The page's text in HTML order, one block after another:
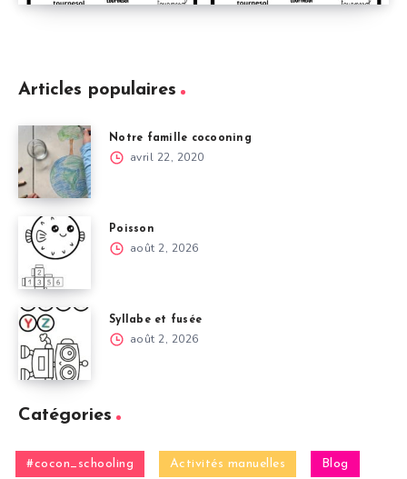
Articles populaires
Notre famille cocooning
avril 22, 2020
Poisson
août 2, 2026
Syllabe et fusée
août 2, 2026
Catégories
#cocon_schooling Activités manuelles Blog